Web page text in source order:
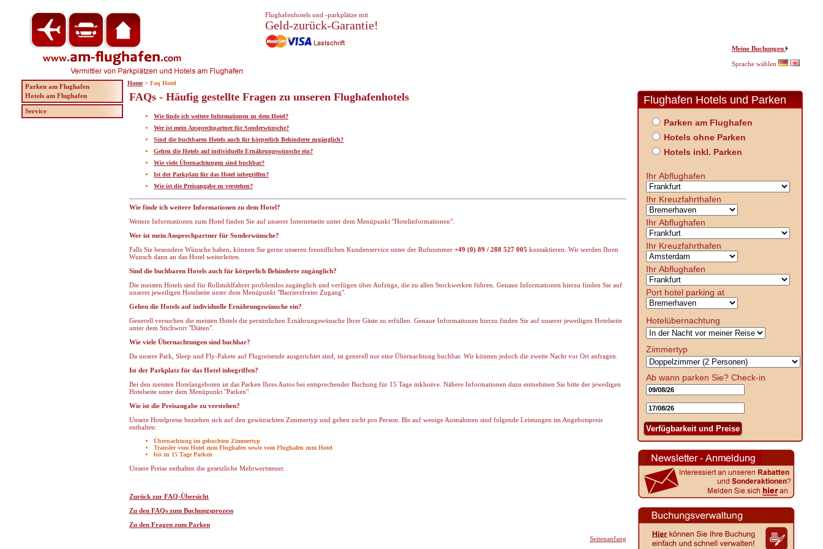
FAQs - Häufig gestellte Fragen zu unseren Flughafenhotels
Wie finde ich weitere Informationen zu dem Hotel?
Wer ist mein Ansprechpartner für Sonderwünsche?
Sind die buchbaren Hotels auch für körperlich Behinderte zugänglich?
Gehen die Hotels auf individuelle Ernährungswünsche ein?
Wie viele Übernachtungen sind buchbar?
Ist der Parkplatz für das Hotel inbegriffen?
Wie ist die Preisangabe zu verstehen?
Wie finde ich weitere Informationen zu dem Hotel?
Weitere Informationen zum Hotel finden Sie auf unserer Internetseite unter dem Menüpunkt "Hotelinformationen".
Wer ist mein Ansprechpartner für Sonderwünsche?
Falls Sie besondere Wünsche haben, können Sie gerne unseren freundlichen Kundenservice unter der Rufnummer +49 (0) 89 / 288 527 005 kontaktieren. Wir werden Ihren
Wunsch dann an das Hotel weiterleiten.
Sind die buchbaren Hotels auch für körperlich Behinderte zugänglich?
Die meisten Hotels sind für Rollstuhlfahrer problemlos zugänglich und verfügen über Aufzüge, die zu allen Stockwerken führen. Genaue Informationen hierzu finden Sie auf
unserer jeweiligen Hotelseite unter dem Menüpunkt "Barrierefreier Zugang".
Gehen die Hotels auf individuelle Ernährungswünsche ein?
Generell versuchen die meisten Hotels die persönlichen Ernährungswünsche Ihrer Gäste zu erfüllen. Genaue Informationen hierzu finden Sie auf unserer jeweiligen Hotelseite
unter dem Stichwort "Diäten".
Wie viele Übernachtungen sind buchbar?
Da unsere Park, Sleep und Fly-Pakete auf Flugreisende ausgerichtet sind, ist generell nur eine Übernachtung buchbar. Wir können jedoch die zweite Nacht vor Ort anfragen.
Ist der Parkplatz für das Hotel inbegriffen?
Bei den meisten Hotelangeboten ist das Parken Ihres Autos bei entsprechender Buchung für 15 Tage inklusive. Nähere Informationen dazu entnehmen Sie bitte der jeweiligen
Hotelseite unter dem Menüpunkt "Parken".
Wie ist die Preisangabe zu verstehen?
Unsere Hotelpreise beziehen sich auf den gewünschten Zimmertyp und gelten nicht pro Person. Bis auf wenige Ausnahmen sind folgende Leistungen im Angebotspreis
enthalten:
Übernachtung im gebuchten Zimmertyp
Transfer vom Hotel zum Flughafen sowie vom Flughafen zum Hotel
bis zu 15 Tage Parken
Unsere Preise enthalten die gesetzliche Mehrwertsteuer.
Zurück zur FAQ-Übersicht
Zu den FAQs zum Buchungsprozess
Zu den Fragen zum Parken
Seitenanfang
Meine Buchungen
Sprache wählen
Parken am Flughafen
Hotels am Flughafen
Service
Flughafen Hotels und Parken
Parken am Flughafen
Hotels ohne Parken
Hotels inkl. Parken
Ihr Abflughafen
Ihr Kreuzfahrthafen
Ihr Abflughafen
Ihr Kreuzfahrthafen
Ihr Abflughafen
Port hotel parking at
Hotelübernachtung
Zimmertyp
Ab wann parken Sie? Check-in
Verfügbarkeit und Preise
Flughafenhotels und -parkplätze mit
Geld-zurück-Garantie!
Home > Faq Hotel